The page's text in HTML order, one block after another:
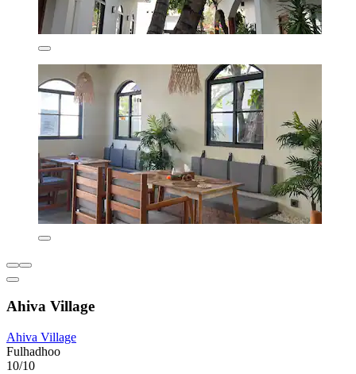
Ahiva Village
Ahiva Village
Fulhadhoo
10/10